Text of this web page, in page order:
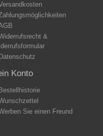
&
Datenschutz
Konto
Bestellhistorie
Sie einen Freund